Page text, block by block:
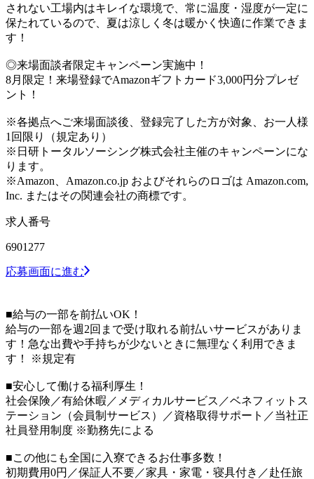
されない工場内はキレイな環境で、常に温度・湿度が一定に
保たれているので、夏は涼しく冬は暖かく快適に作業できま
す！
◎来場面談者限定キャンペーン実施中！
8月限定！来場登録でAmazonギフトカード3,000円分プレゼ
ント！
※各拠点へご来場面談後、登録完了した方が対象、お一人様
1回限り（規定あり）
※日研トータルソーシング株式会社主催のキャンペーンにな
ります。
※Amazon、Amazon.co.jp およびそれらのロゴは Amazon.com,
Inc. またはその関連会社の商標です。
求人番号
6901277
応募画面に進む
■給与の一部を前払いOK！
給与の一部を週2回まで受け取れる前払いサービスがありま
す！急な出費や手持ちが少ないときに無理なく利用できま
す！ ※規定有
■安心して働ける福利厚生！
社会保険／有給休暇／メディカルサービス／ベネフィットス
テーション（会員制サービス）／資格取得サポート／当社正
社員登用制度 ※勤務先による
■この他にも全国に入寮できるお仕事多数！
初期費用0円／保証人不要／家具・家電・寝具付き／赴任旅